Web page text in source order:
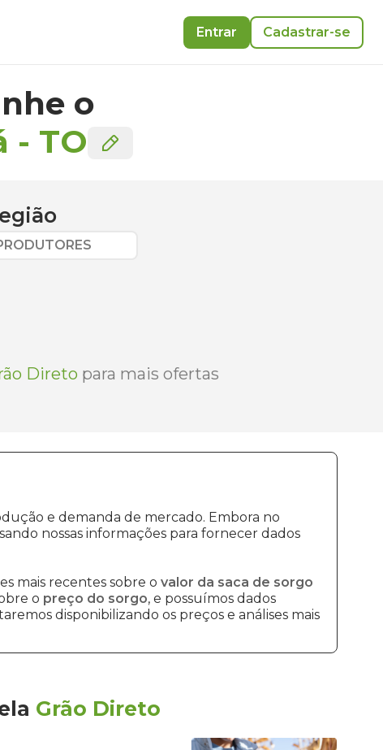
Entrar Cadastrar-se
o
- TO
Direto para mais ofertas
e demanda de mercado. Embora no
nossas informações para fornecer dados
mais recentes sobre o valor da saca de sorgo
o preço do sorgo, e possuímos dados
disponibilizando os preços e análises mais
Grão Direto